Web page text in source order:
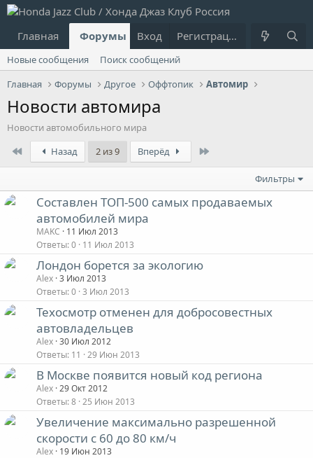
Главная Форумы Что нового?
Вход Регистрация
Новые сообщения
Поиск сообщений
Главная
Форумы Другое Оффтопик Автомир
Новости автомира
Новости автомобильного мира
Назад 2 из 9 Вперёд
Фильтры
Составлен ТОП-500 самых продаваемых
автомобилей мира
MAKC
11 Июл 2013
Ответы 0 11 Июл 2013
Лондон борется за экологию
Alex 3 Июл 2013
Ответы 0 3 Июл 2013
Техосмотр отменен для добросовестных
автовладельцев
Alex 30 Июл 2012
Ответы 11 29 Июн 2013
В Москве появится новый код региона
Alex 29 Окт 2012
Ответы 8 25 Июн 2013
Увеличение максимально разрешенной
скорости с 60 до 80 км/ч
Alex 19 Июн 2013